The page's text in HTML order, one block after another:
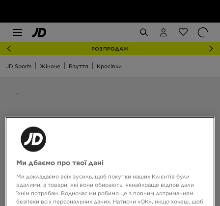
РОЗПРОДАЖ
JD Sports Жіноче Взуття Кросівки
Ми дбаємо про твої дані
Ми докладаємо всіх зусиль, щоб покупки наших Клієнтів були
вдалими, а товари, які вони обирають, якнайкраще відповідали
їхнім потребам. Водночас ми робимо це з повним дотриманням
безпеки всіх персональних даних. Натисни «OK», якщо хочеш, щоб